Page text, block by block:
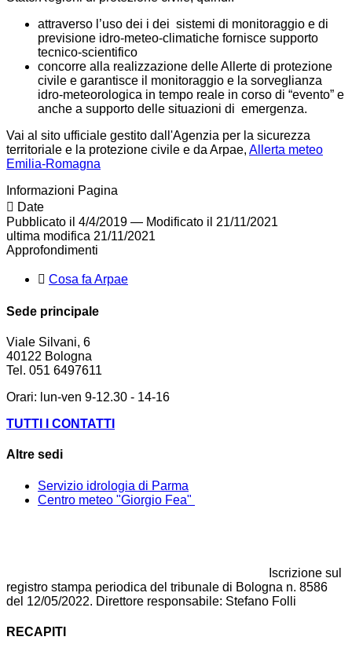
attraverso l’uso dei i dei sistemi di monitoraggio e di
previsione idro-meteo-climatiche fornisce supporto
tecnico-scientifico
concorre alla realizzazione delle Allerte di protezione
civile e garantisce il monitoraggio e la sorveglianza
idro-meteorologica in tempo reale in corso di “evento” e
anche a supporto delle situazioni di emergenza.
Vai al sito ufficiale gestito dall'Agenzia per la sicurezza
territoriale e la protezione civile e da Arpae, Allerta meteo
Emilia-Romagna
Informazioni Pagina
Date
Pubblicato il 4/4/2019 — Modificato il 21/11/2021
ultima modifica 21/11/2021
Approfondimenti
Cosa fa Arpae
Sede principale
Viale Silvani, 6
40122 Bologna
Tel. 051 6497611
Orari: lun-ven 9-12.30 - 14-16
TUTTI I CONTATTI
Altre sedi
Servizio idrologia di Parma
Centro meteo "Giorgio Fea"
Iscrizione sul
registro stampa periodica del tribunale di Bologna n. 8586
del 12/05/2022. Direttore responsabile: Stefano Folli
RECAPITI